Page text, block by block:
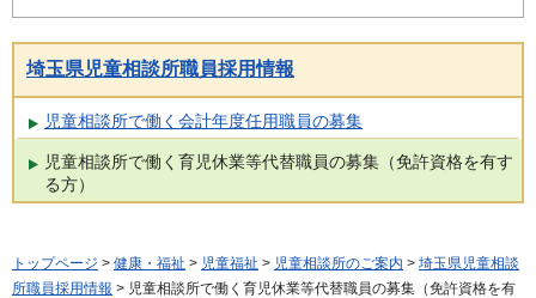
埼玉県児童相談所職員採用情報
児童相談所で働く会計年度任用職員の募集
児童相談所で働く育児休業等代替職員の募集（免許資格を有す
る方）
トップページ > 健康・福祉 > 児童福祉 > 児童相談所のご案内 > 埼玉県児童相談
所職員採用情報 > 児童相談所で働く育児休業等代替職員の募集（免許資格を有